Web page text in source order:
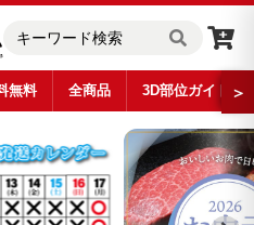
無料 全商品 3D部位ガイド ＞